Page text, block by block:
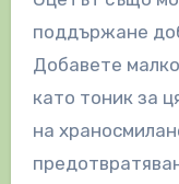
поддържане
Добавете
като тоник за
на